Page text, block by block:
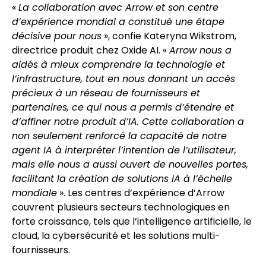
«La collaboration avec Arrow et son centre
d’expérience mondial a constitué une étape
décisive pour nous », confie Kateryna Wikstrom,
directrice produit chez Oxide AI. «Arrow nous a
aidés à mieux comprendre la technologie et
l’infrastructure, tout en nous donnant un accès
précieux à un réseau de fournisseurs et
partenaires, ce qui nous a permis d’étendre et
d’affiner notre produit d’IA. Cette collaboration a
non seulement renforcé la capacité de notre
agent IA à interpréter l’intention de l’utilisateur,
mais elle nous a aussi ouvert de nouvelles portes,
facilitant la création de solutions IA à l’échelle
mondiale ». Les centres d’expérience d’Arrow
couvrent plusieurs secteurs technologiques en
forte croissance, tels que l’intelligence artificielle, le
cloud, la cybersécurité et les solutions multi-
fournisseurs.